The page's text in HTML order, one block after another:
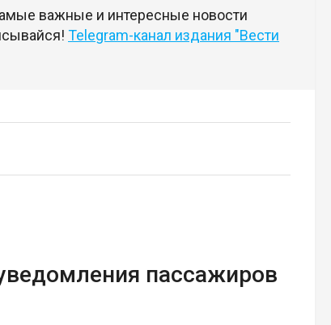
важные и интересные новости
Telegram-канал издания "Вести
пассажиров